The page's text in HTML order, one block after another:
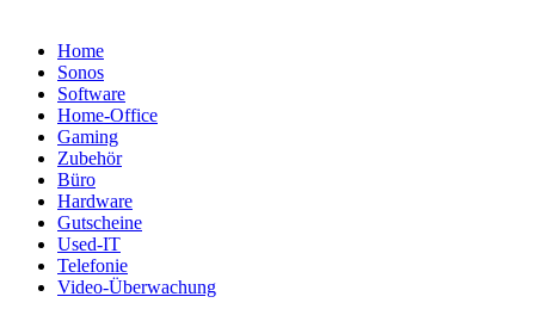
Home
Sonos
Software
Home-Office
Gaming
Zubehör
Büro
Hardware
Gutscheine
Used-IT
Telefonie
Video-Überwachung